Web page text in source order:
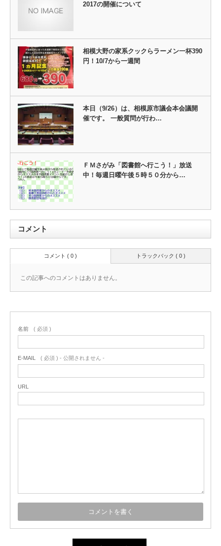
2017の開催について
相模大野の家系クックらラーメン一杯390
円！10/7から一週間
本日（9/26）は、相模原市議会本会議開
催です。 一般質問が行わ…
ＦＭさがみ「図書館へ行こう！」放送
中！毎週日曜午後５時５０分から…
コメント
トラックバック ( 0 )
コメント ( 0 )
この記事へのコメントはありません。
名前 ( 必須 )
E-MAIL ( 必須 ) - 公開されません -
URL